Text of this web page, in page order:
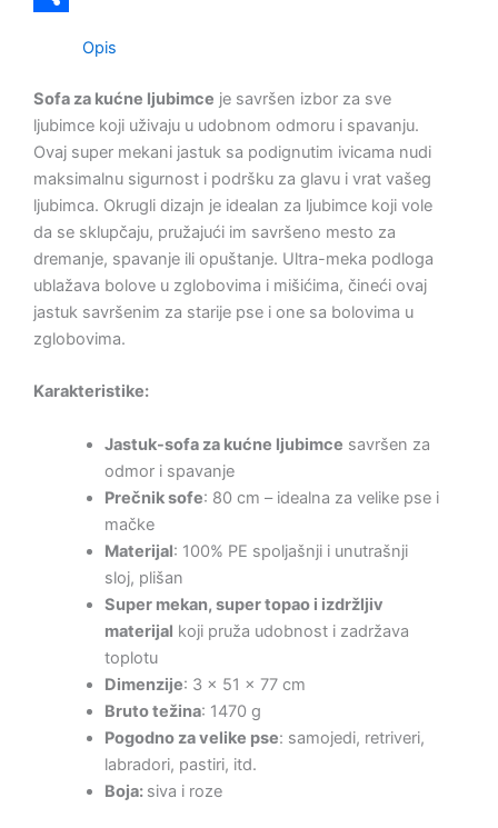
Opis
Sofa za kućne ljubimce je savršen izbor za sve
ljubimce koji uživaju u udobnom odmoru i spavanju.
Ovaj super mekani jastuk sa podignutim ivicama nudi
maksimalnu sigurnost i podršku za glavu i vrat vašeg
ljubimca. Okrugli dizajn je idealan za ljubimce koji vole
da se sklupčaju, pružajući im savršeno mesto za
dremanje, spavanje ili opuštanje. Ultra-meka podloga
ublažava bolove u zglobovima i mišićima, čineći ovaj
jastuk savršenim za starije pse i one sa bolovima u
zglobovima.
Karakteristike:
Jastuk-sofa za kućne ljubimce savršen za
odmor i spavanje
Prečnik sofe: 80 cm – idealna za velike pse i
mačke
Materijal: 100% PE spoljašnji i unutrašnji
sloj, plišan
Super mekan, super topao i izdržljiv
materijal koji pruža udobnost i zadržava
toplotu
Dimenzije: 3 x 51 x 77 cm
Bruto težina: 1470 g
Pogodno za velike pse: samojedi, retriveri,
labradori, pastiri, itd.
Boja: siva i roze